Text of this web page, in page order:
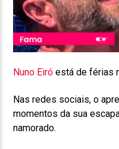
Nuno Eiró está de férias
Nas redes sociais, o
momentos da sua
namorado.